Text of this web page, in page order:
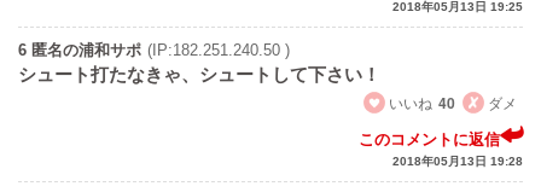
2018年05月13日 19:25
6 匿名の浦和サポ (IP:182.251.240.50 )
シュート打たなきゃ、シュートして下さい！
いいね 40 ダメ
このコメントに返信
2018年05月13日 19:28